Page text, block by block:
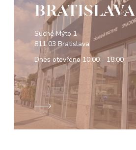
BRATISLAVA
Suché Mýto 1
811 03 Bratislava
Dnes otevřeno 10:00 - 18:00